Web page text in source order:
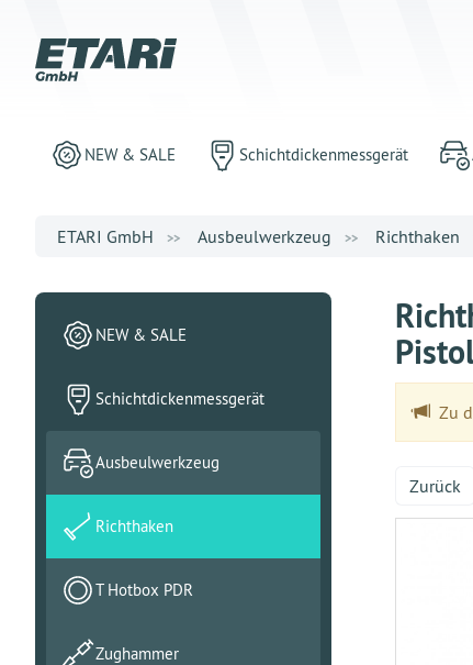
NEW & SALE Schichtdickenmessgerät
ETARI GmbH Ausbeulwerkzeug Richthaken
Zu
Zurück
NEW & SALE
Schichtdickenmessgerät
Ausbeulwerkzeug
Richthaken
T Hotbox PDR
Zughammer